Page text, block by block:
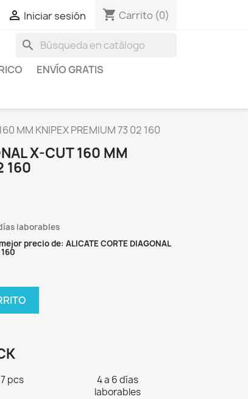
 Iniciar sesión shopping_cart Carrito (0)
search
ENVÍO GRATIS
MM KNIPEX PREMIUM 73 02 160
X-CUT 160 MM
160
laborables
precio de: ALICATE CORTE DIAGONAL
7 pcs
4 a 6 días
laborables